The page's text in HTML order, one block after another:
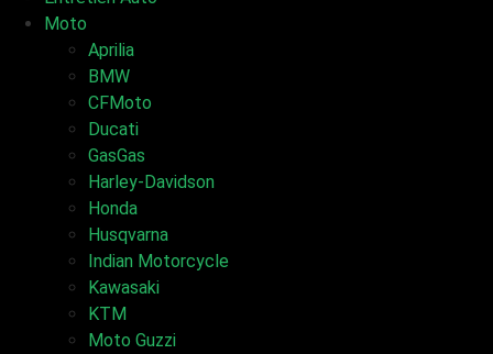
Moto
Aprilia
BMW
CFMoto
Ducati
GasGas
Harley-Davidson
Honda
Husqvarna
Indian Motorcycle
Kawasaki
KTM
Moto Guzzi